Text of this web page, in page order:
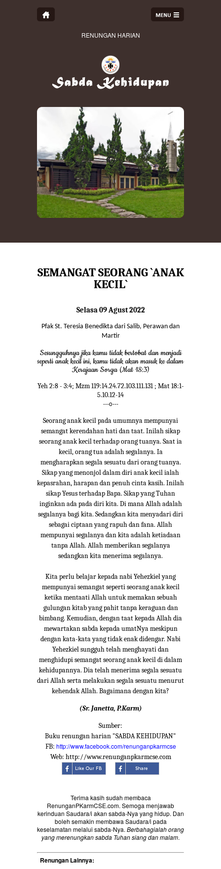
RENUNGAN HARIAN
SEMANGAT SEORANG `ANAK
KECIL`
Selasa 09 Agust 2022
Pfak St. Teresia Benedikta dari Salib, Perawan dan
Martir
Sesungguhnya jika kamu tidak bertobat dan menjadi
seperti anak kecil ini, kamu tidak akan masuk ke dalam
Kerajaan Sorga (Mat 18:3)
Yeh 2:8 - 3:4; Mzm 119:14.24.72.103.111.131 ; Mat 18:1-
5.10.12-14
---o---
Seorang anak kecil pada umumnya mempunyai
semangat kerendahan hati dan taat. Inilah sikap
seorang anak kecil terhadap orang tuanya. Saat ia
kecil, orang tua adalah segalanya. Ia
mengharapkan segala sesuatu dari orang tuanya.
Sikap yang menonjol dalam diri anak kecil ialah
kepasrahan, harapan dan penuh cinta kasih. Inilah
sikap Yesus terhadap Bapa. Sikap yang Tuhan
inginkan ada pada diri kita. Di mana Allah adalah
segalanya bagi kita. Sedangkan kita menyadari diri
sebagai ciptaan yang rapuh dan fana. Allah
mempunyai segalanya dan kita adalah ketiadaan
tanpa Allah. Allah memberikan segalanya
sedangkan kita menerima segalanya.
Kita perlu belajar kepada nabi Yehezkiel yang
mempunyai semangat seperti seorang anak kecil
ketika mentaati Allah untuk memakan sebuah
gulungan kitab yang pahit tanpa keraguan dan
bimbang. Kemudian, dengan taat kepada Allah dia
mewartakan sabda kepada umatNya meskipun
dengan kata-kata yang tidak enak didengar. Nabi
Yehezkiel sungguh telah menghayati dan
menghidupi semangat seorang anak kecil di dalam
kehidupannya. Dia telah menerima segala sesuatu
dari Allah serta melakukan segala sesuatu menurut
kehendak Allah. Bagaimana dengan kita?
(Sr. Janetta, P.Karm)
Sumber:
Buku renungan harian "SABDA KEHIDUPAN"
FB: http://www.facebook.com/renunganpkarmcse
Web: http://www.renunganpkarmcse.com
Terima kasih sudah membaca
RenunganPKarmCSE.com. Semoga menjawab
kerinduan Saudara/i akan sabda-Nya yang hidup. Dan
boleh semakin membawa Saudara/i pada
keselamatan melalui sabda-Nya. Berbahagialah orang
yang merenungkan sabda Tuhan siang dan malam.
Renungan Lainnya: